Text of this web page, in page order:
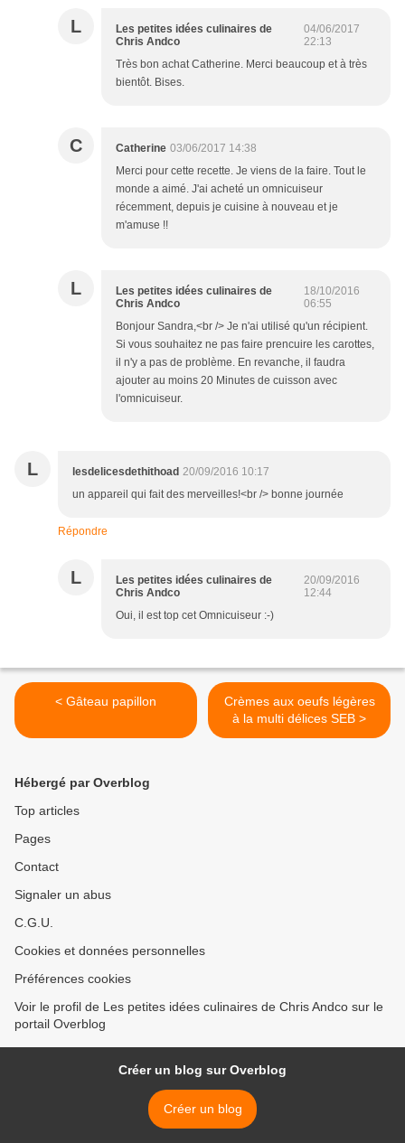
L
Les petites idées culinaires de
Chris Andco
04/06/2017
22:13
Très bon achat Catherine. Merci beaucoup et à très
bientôt. Bises.
C Catherine 03/06/2017 14:38
Merci pour cette recette. Je viens de la faire. Tout le
monde a aimé. J'ai acheté un omnicuiseur
récemment, depuis je cuisine à nouveau et je
m'amuse !!
L
Les petites idées culinaires de
Chris Andco
18/10/2016
06:55
Bonjour Sandra,<br /> Je n'ai utilisé qu'un récipient.
Si vous souhaitez ne pas faire prencuire les carottes,
il n'y a pas de problème. En revanche, il faudra
ajouter au moins 20 Minutes de cuisson avec
l'omnicuiseur.
L lesdelicesdethithoad 20/09/2016 10:17
un appareil qui fait des merveilles!<br /> bonne journée
Répondre
L
Les petites idées culinaires de
Chris Andco
20/09/2016
12:44
Oui, il est top cet Omnicuiseur :-)
< Gâteau papillon
Crèmes aux oeufs légères
à la multi délices SEB >
Hébergé par Overblog
Top articles
Pages
Contact
Signaler un abus
C.G.U.
Cookies et données personnelles
Préférences cookies
Voir le profil de Les petites idées culinaires de Chris Andco sur le
portail Overblog
Créer un blog sur Overblog
Créer un blog